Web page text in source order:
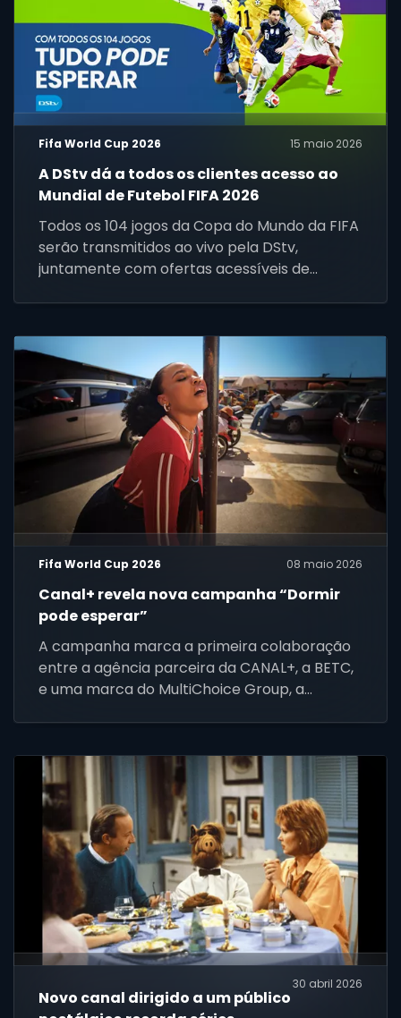
Fifa World Cup 2026 15 maio 2026
A DStv dá a todos os clientes acesso ao
Mundial de Futebol FIFA 2026
Todos os 104 jogos da Copa do Mundo da FIFA
serão transmitidos ao vivo pela DStv,
juntamente com ofertas acessíveis de
Fifa World Cup 2026 08 maio 2026
Canal+ revela nova campanha “Dormir
pode esperar”
A campanha marca a primeira colaboração
entre a agência parceira da CANAL+, a BETC,
e uma marca do MultiChoice Group, a
30 abril 2026
Novo canal dirigido a um público